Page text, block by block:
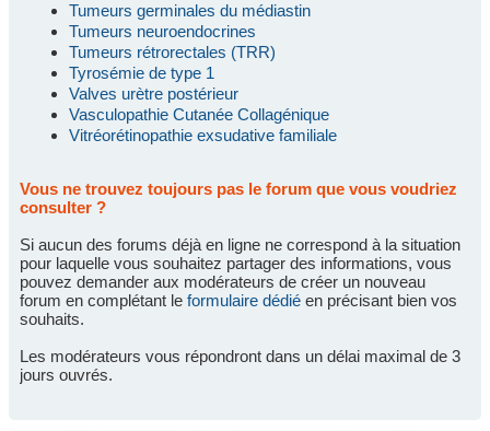
Tumeurs germinales du médiastin
Tumeurs neuroendocrines
Tumeurs rétrorectales (TRR)
Tyrosémie de type 1
Valves urètre postérieur
Vasculopathie Cutanée Collagénique
Vitréorétinopathie exsudative familiale
Vous ne trouvez toujours pas le forum que vous voudriez
consulter ?
Si aucun des forums déjà en ligne ne correspond à la situation
pour laquelle vous souhaitez partager des informations, vous
pouvez demander aux modérateurs de créer un nouveau
forum en complétant le formulaire dédié en précisant bien vos
souhaits.
Les modérateurs vous répondront dans un délai maximal de 3
jours ouvrés.